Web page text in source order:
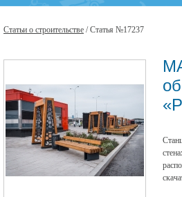
Статьи о строительстве / Статья №17237